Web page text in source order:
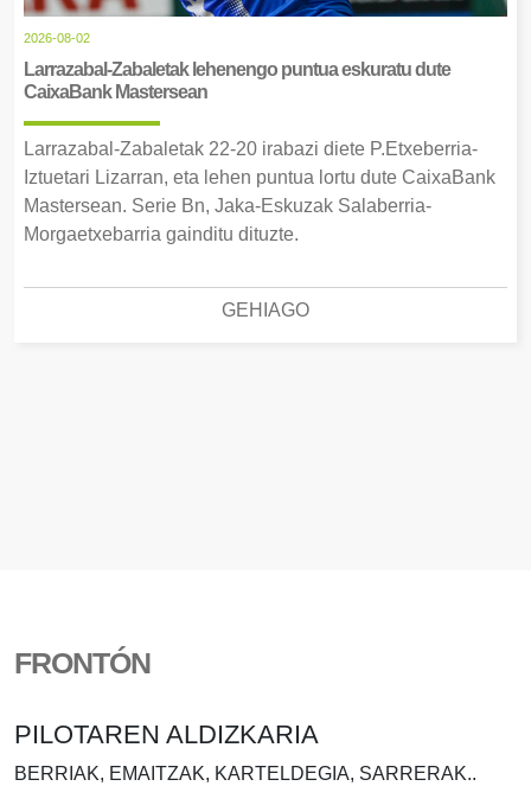
2026-08-02
Larrazabal-Zabaletak lehenengo puntua eskuratu dute
CaixaBank Mastersean
Larrazabal-Zabaletak 22-20 irabazi diete P.Etxeberria-
Iztuetari Lizarran, eta lehen puntua lortu dute CaixaBank
Mastersean. Serie Bn, Jaka-Eskuzak Salaberria-
Morgaetxebarria gainditu dituzte.
GEHIAGO
FRONTÓN
PILOTAREN ALDIZKARIA
BERRIAK, EMAITZAK, KARTELDEGIA, SARRERAK..